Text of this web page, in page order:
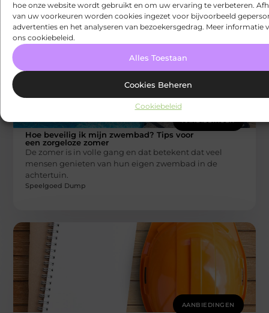
hoe onze website wordt gebruikt en om uw ervaring te verbeteren.
van uw voorkeuren worden cookies ingezet voor bijvoorbeeld
advertenties en het analyseren van bezoekersgedrag. Meer informatie
ons cookiebeleid.
Alles Toestaan
Cookies Beheren
Cookiebeleid
AANBIEDINGEN
Hoe beveilig ik mijn zwembad? Tips voor
een zorgeloze zomer
De zomer is in volle gang en dat betekent dat veel
mensen genieten van hun eigen zwembad in de
achtertuin.
Speelgoed Dump
AANBIEDINGEN